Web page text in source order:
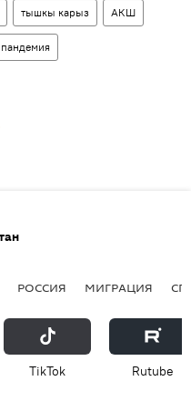
тышкы карыз АКШ
пандемия
РОССИЯ МИГРАЦИЯ
ТikТоk Rutube